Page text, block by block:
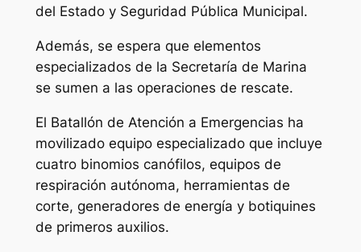
del Estado y Seguridad Pública Municipal.
Además, se espera que elementos
especializados de la Secretaría de Marina
se sumen a las operaciones de rescate.
El Batallón de Atención a Emergencias ha
movilizado equipo especializado que incluye
cuatro binomios canófilos, equipos de
respiración autónoma, herramientas de
corte, generadores de energía y botiquines
de primeros auxilios.